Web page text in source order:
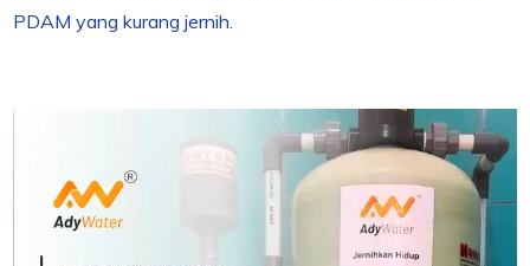
PDAM yang kurang jernih.